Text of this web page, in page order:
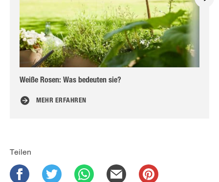
Weiße Rosen: Was bedeuten sie?
MEHR ERFAHREN
Teilen